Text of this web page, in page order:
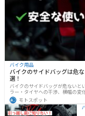
バイク用品
バイクのサイドバッグは危
選！
バイクのサイドバッグが危ないと
ラー・タイヤへの干渉、横幅の変
容量・素材・防水性を踏まえた選
モトスポット